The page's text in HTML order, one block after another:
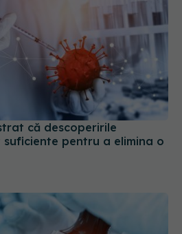
că descoperirile
suficiente pentru a elimina o